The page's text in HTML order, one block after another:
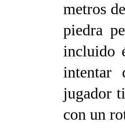
metros
piedra
incluido
intentar
jugador
con un